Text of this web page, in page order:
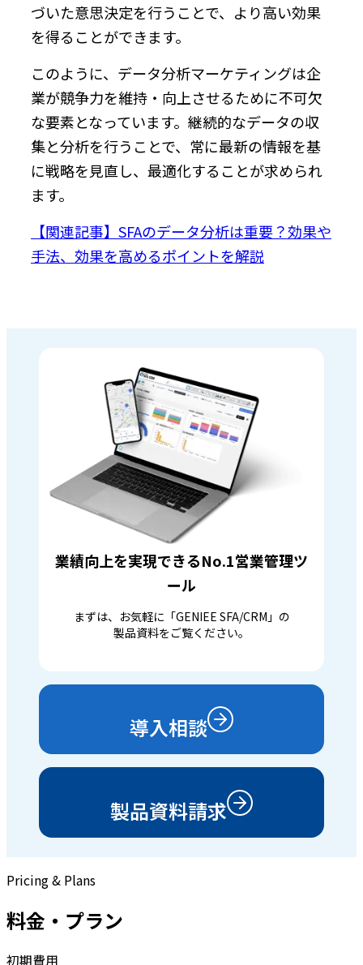
づいた意思決定を行うことで、より高い効果
を得ることができます。
このように、データ分析マーケティングは企
業が競争力を維持・向上させるために不可欠
な要素となっています。継続的なデータの収
集と分析を行うことで、常に最新の情報を基
に戦略を見直し、最適化することが求められ
ます。
【関連記事】SFAのデータ分析は重要？効果や
手法、効果を高めるポイントを解説
業績向上を実現できるNo.1営業管理ツ
ール
まずは、お気軽に「GENIEE SFA/CRM」の
製品資料をご覧ください。
導入相談
製品資料請求
Pricing & Plans
料金・プラン
初期費用